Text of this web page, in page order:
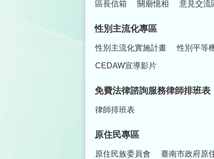
區長信箱 關廟憶相 意見交流
性別主流化專區
性別主流化實施計畫 性別平等
CEDAW宣導影片
免費法律諮詢服務律師排班表
律師排班表
原住民專區
原住民族委員會 臺南市政府原